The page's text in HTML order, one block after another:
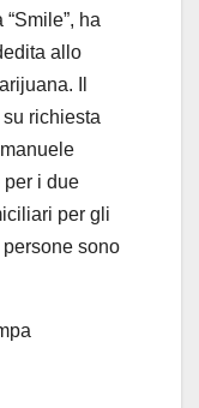
ha
allo
Il
richiesta
per i due
per gli
sono